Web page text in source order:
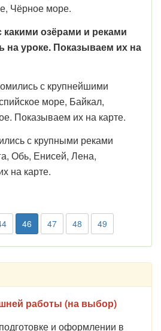
Чёрное море.
какими озёрами и реками
на уроке. Показываем их на
с крупнейшими
море, Байкал,
Показываем их на карте.
с крупными реками
Обь, Енисей, Лена,
на карте.
46 47 48 49
работы (на выбор)
и оформлении в